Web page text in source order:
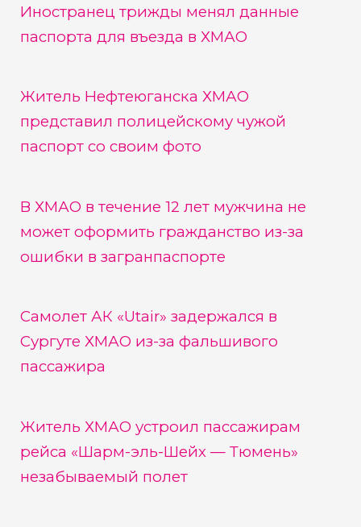
Иностранец трижды менял данные
паспорта для въезда в ХМАО
Житель Нефтеюганска ХМАО
представил полицейскому чужой
паспорт со своим фото
В ХМАО в течение 12 лет мужчина не
может оформить гражданство из-за
ошибки в загранпаспорте
Самолет АК «Utair» задержался в
Сургуте ХМАО из-за фальшивого
пассажира
Житель ХМАО устроил пассажирам
рейса «Шарм-эль-Шейх — Тюмень»
незабываемый полет